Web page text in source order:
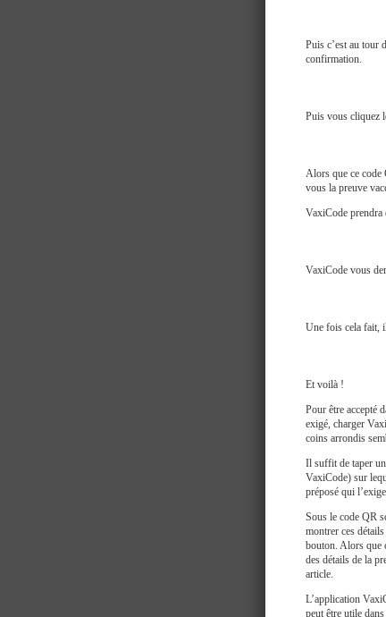
Puis c’est au tour
confirmation.
Puis vous cliquez
Alors que ce code
vous la preuve
VaxiCode prendra
VaxiCode vous
Une fois cela fait,
Et voilà !
Pour être accepté
exigé, charger
coins arrondis
Il suffit de taper
VaxiCode) sur
préposé qui
Sous le code QR
montrer ces
bouton. Alors que
des détails de la
article.
L’application
peut être utile